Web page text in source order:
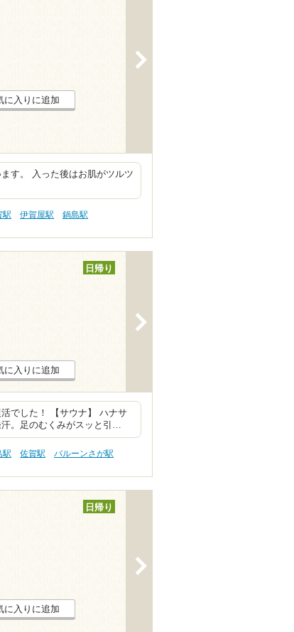
に入りに追加
す。 入った後はお肌がツルツ
駅 伊賀屋駅
鍋島駅
日帰り
に入りに追加
でした！ 【サウナ】 ハナサ
。足のむくみがスッと引…
駅 佐賀駅
バルーンさが駅
日帰り
に入りに追加